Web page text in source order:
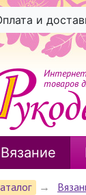
и
товаров
Вязание
→